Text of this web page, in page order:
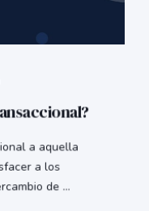
a aquella
a los
de ...